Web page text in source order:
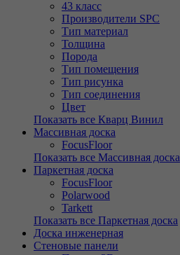
43 класс
Производители SPC
Тип материал
Толщина
Порода
Тип помещения
Тип рисунка
Тип соединения
Цвет
Показать все Кварц Винил
Массивная доска
FocusFloor
Показать все Массивная доска
Паркетная доска
FocusFloor
Polarwood
Tarkett
Показать все Паркетная доска
Доска инженерная
Стеновые панели